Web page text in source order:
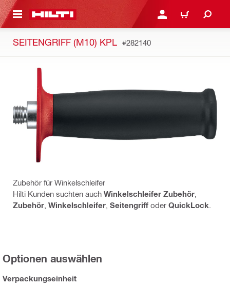
ANMELDEN ODER
WARENKORB
SEITENGRIFF (M10) KPL #282140
Zubehör für Winkelschleifer
Hilti Kunden suchten auch Winkelschleifer Zubehör
Zubehör Winkelschleifer Seitengriff oder QuickLock
Optionen auswählen
Verpackungseinheit